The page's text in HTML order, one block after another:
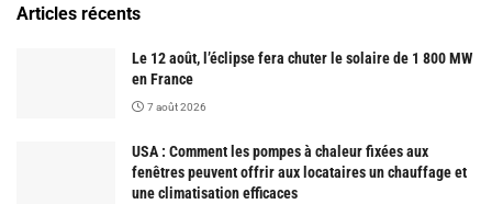
Articles récents
Le 12 août, l’éclipse fera chuter le solaire de 1 800 MW
en France
7 août 2026
USA : Comment les pompes à chaleur fixées aux
fenêtres peuvent offrir aux locataires un chauffage et
une climatisation efficaces